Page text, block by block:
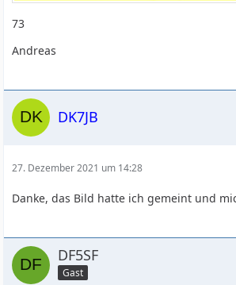
73
Andreas
DK7JB
27. Dezember 2021 um 14:28
Danke, das Bild hatte ich gemeint und
DF5SF
Gast